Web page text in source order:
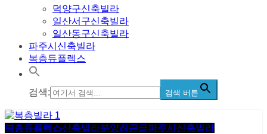
덕양구신축빌라
일산서구신축빌라
일산동구신축빌라
파주시신축빌라
복층듀플렉스
검색: 검색 버튼
복층듀플렉스신축빌라분양최근글파주시신축빌라